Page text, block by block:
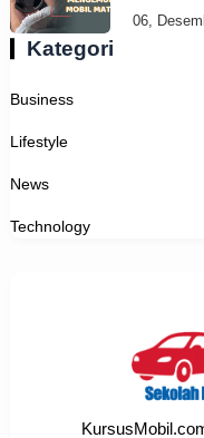
06,
Kategori
Business
Lifestyle
News
Technology